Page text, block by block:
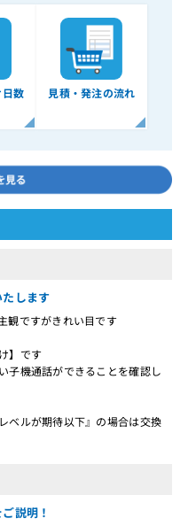
数 見積・発注の流れ
します
観ですがきれい目です
】です
機通話ができることを確認し
ルが期待以下』の場合は交換
説明！